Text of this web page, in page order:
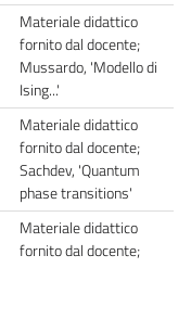
Materiale didattico
fornito dal docente;
Mussardo, 'Modello di
Ising...'
Materiale didattico
fornito dal docente;
Sachdev, 'Quantum
phase transitions'
Materiale didattico
fornito dal docente;